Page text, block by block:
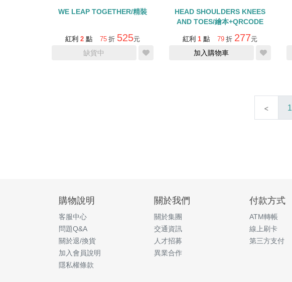
WE LEAP TOGETHER/精裝
紅利 2 點 75 折 525元
缺貨中
HEAD SHOULDERS KNEES
AND TOES/繪本+QRCODE
紅利 1 點 79 折 277元
加入購物車
1
購物說明
客服中心
問題Q&A
關於退/換貨
加入會員說明
隱私權條款
關於我們
關於集團
交通資訊
人才招募
異業合作
付款方式
ATM轉帳
線上刷卡
第三方支付